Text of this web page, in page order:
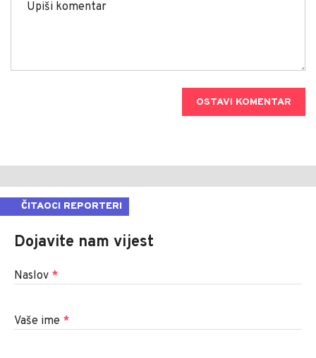
OSTAVI KOMENTAR
ČITAOCI REPORTERI
Dojavite nam vijest
Naslov *
Vaše ime *